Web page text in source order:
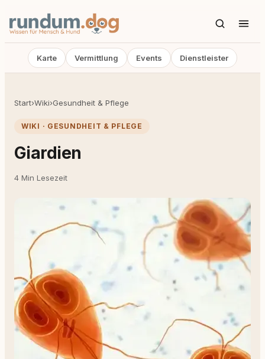
Karte Vermittlung Events Dienstleister
Start›Wiki›Gesundheit & Pflege
WIKI · GESUNDHEIT & PFLEGE
Giardien
4 Min Lesezeit